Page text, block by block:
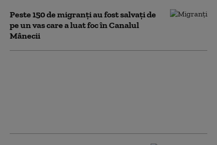
Peste 150 de migranţi au fost salvați de
pe un vas care a luat foc în Canalul
Mânecii